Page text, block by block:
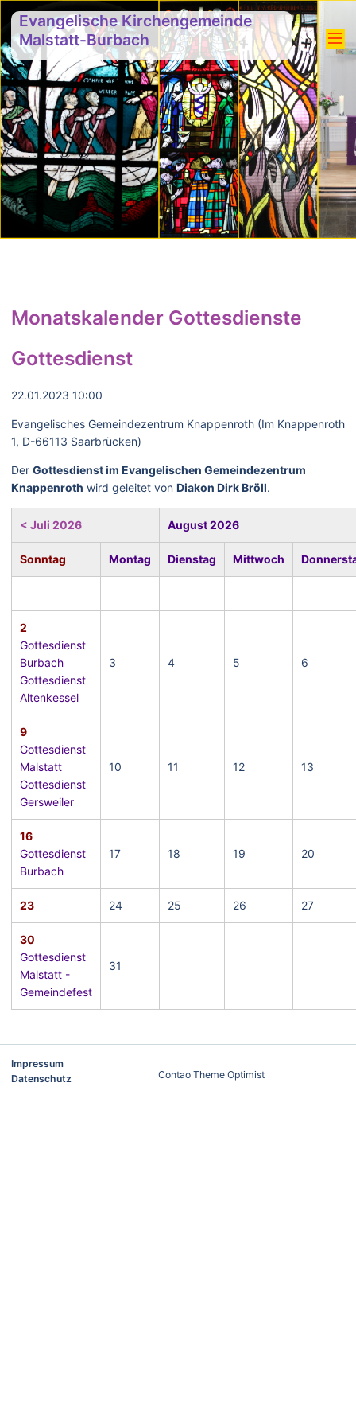
Evangelische Kirchengemeinde
Malstatt-Burbach
Monatskalender Gottesdienste
Gottesdienst
22.01.2023 10:00
Evangelisches Gemeindezentrum Knappenroth (Im Knappenroth
1, D-66113 Saarbrücken)
Der Gottesdienst im Evangelischen Gemeindezentrum
Knappenroth wird geleitet von Diakon Dirk Bröll.
< Juli 2026 August 2026
Sonntag Montag Dienstag Mittwoch
2
Gottesdienst
Burbach
Gottesdienst
Altenkessel
3 4 5 6
9
Gottesdienst
Malstatt
Gottesdienst
Gersweiler
10 11 12 13
16
Gottesdienst
Burbach
17 18 19 20
23 24 25 26 27
30
Gottesdienst
Malstatt -
Gemeindefest
31
Impressum
Datenschutz
Contao Theme Optimist